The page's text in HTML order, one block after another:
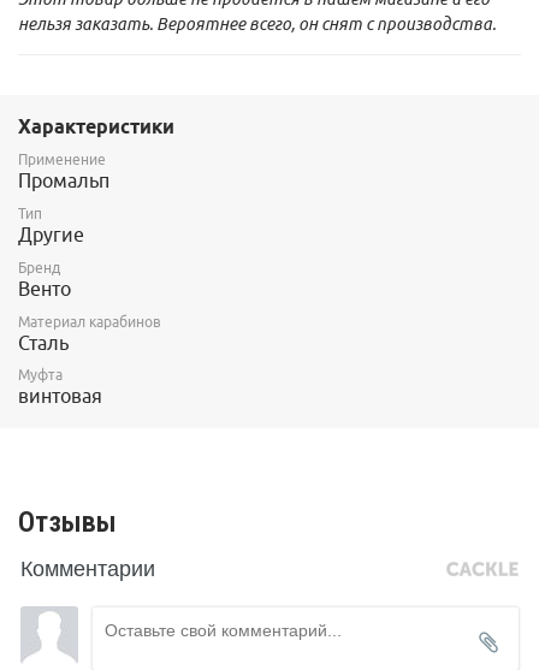
нельзя заказать. Вероятнее всего, он снят с производства.
Характеристики
Применение
Промальп
Тип
Другие
Бренд
Венто
Материал карабинов
Сталь
Муфта
винтовая
Отзывы
Комментарии